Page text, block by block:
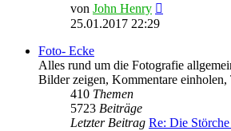
von John Henry
25.01.2017 22:29
Foto- Ecke
Alles rund um die Fotografie
Bilder zeigen, Kommentare
410 Themen
5723 Beiträge
Letzter Beitrag Re: Die